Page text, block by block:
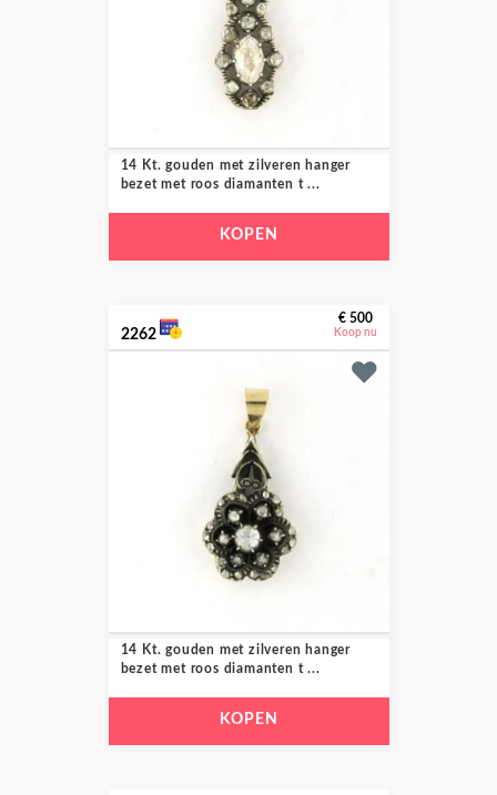
14 Kt. gouden met zilveren hanger
bezet met roos diamanten t ...
KOPEN
2262
€ 500
Koop nu
14 Kt. gouden met zilveren hanger
bezet met roos diamanten t ...
KOPEN